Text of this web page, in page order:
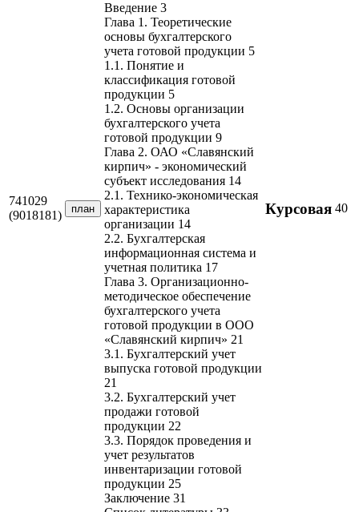
741029
(9018181)
план
Введение 3
Глава 1. Теоретические
основы бухгалтерского
учета готовой продукции 5
1.1. Понятие и
классификация готовой
продукции 5
1.2. Основы организации
бухгалтерского учета
готовой продукции 9
Глава 2. ОАО «Славянский
кирпич» - экономический
субъект исследования 14
2.1. Технико-экономическая
характеристика
организации 14
2.2. Бухгалтерская
информационная система и
учетная политика 17
Глава 3. Организационно-
методическое обеспечение
бухгалтерского учета
готовой продукции в ООО
«Славянский кирпич» 21
3.1. Бухгалтерский учет
выпуска готовой продукции
21
3.2. Бухгалтерский учет
продажи готовой
продукции 22
3.3. Порядок проведения и
учет результатов
инвентаризации готовой
продукции 25
Заключение 31
Курсовая 40